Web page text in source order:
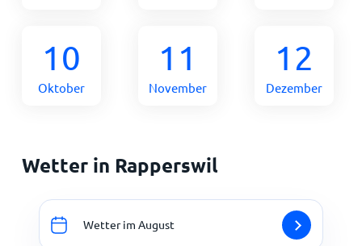
10
Oktober
11
November
12
Dezember
Wetter in Rapperswil
Wetter im August